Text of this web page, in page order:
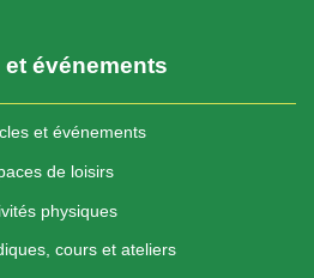
événements
et événements
de loisirs
physiques
cours et ateliers